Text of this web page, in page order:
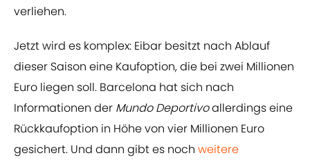
verliehen.
Jetzt wird es komplex: Eibar besitzt nach Ablauf
dieser Saison eine Kaufoption, die bei zwei Millionen
Euro liegen soll. Barcelona hat sich nach
Informationen der Mundo Deportivoallerdings eine
Rückkaufoption in Höhe von vier Millionen Euro
gesichert. Und dann gibt es noch ​weitere